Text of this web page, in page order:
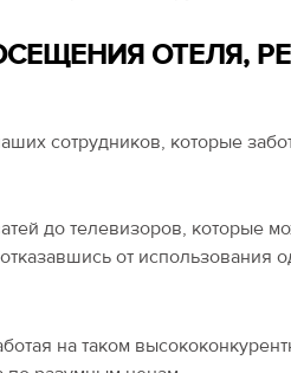
ОТЕЛЯ,
сотрудников, которые
до телевизоров, которые
от использования
на таком